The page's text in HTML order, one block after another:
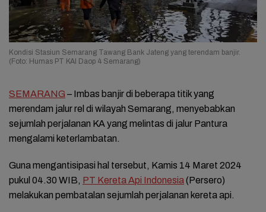
Kondisi Stasiun Semarang Tawang Bank Jateng yang terendam banjir.
(Foto: Humas PT KAI Daop 4 Semarang)
SEMARANG – Imbas banjir di beberapa titik yang
merendam jalur rel di wilayah Semarang, menyebabkan
sejumlah perjalanan KA yang melintas di jalur Pantura
mengalami keterlambatan.
Guna mengantisipasi hal tersebut, Kamis 14 Maret 2024
pukul 04.30 WIB, PT Kereta Api Indonesia(Persero)
melakukan pembatalan sejumlah perjalanan kereta api.